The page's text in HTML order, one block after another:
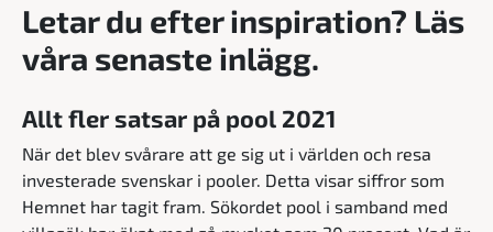
Letar du efter inspiration? Läs
våra senaste inlägg.
Allt fler satsar på pool 2021
När det blev svårare att ge sig ut i världen och resa
investerade svenskar i pooler. Detta visar siffror som
Hemnet har tagit fram. Sökordet pool i samband med